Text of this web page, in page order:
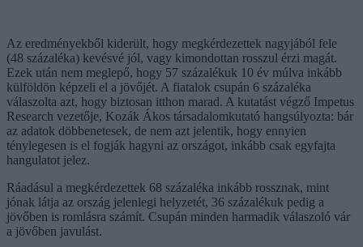
Az eredményekből kiderült, hogy megkérdezettek nagyjából fele
(48 százaléka) kevésvé jól, vagy kimondottan rosszul érzi magát.
Ezek után nem meglepő, hogy 57 százalékuk 10 év múlva inkább
külföldön képzeli el a jövőjét. A fiatalok csupán 6 százaléka
válaszolta azt, hogy biztosan itthon marad. A kutatást végző Impetus
Research vezetője, Kozák Ákos társadalomkutató hangsúlyozta: bár
az adatok döbbenetesek, de nem azt jelentik, hogy ennyien
ténylegesen is el fogják hagyni az országot, inkább csak egyfajta
hangulatot jelez.
Ráadásul a megkérdezettek 68 százaléka inkább rossznak, mint
jónak látja az ország jelenlegi helyzetét, 36 százalékuk pedig a
jövőben is romlásra számít. Csupán minden harmadik válaszoló vár
a jövőben javulást.